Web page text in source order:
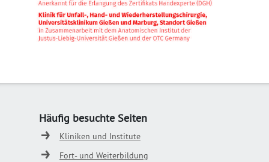
Häufig besuchte Seiten
Kliniken und Institute
Fort- und Weiterbildung